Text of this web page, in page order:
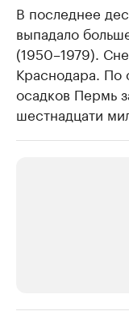
В последнее
выпадало
(1950–1979).
Краснодара. По
осадков Пермь
шестнадцати